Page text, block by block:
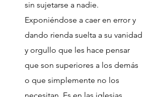
sin sujetarse a nadie.
Exponiéndose a caer en error y
dando rienda suelta a su vanidad
y orgullo que les hace pensar
que son superiores a los demás
o que simplemente no los